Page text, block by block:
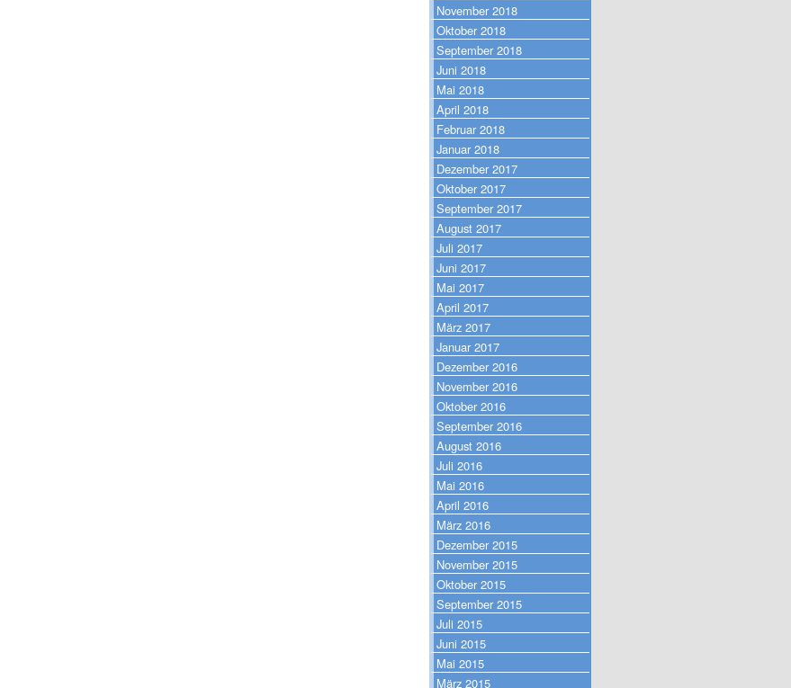
November 2018
Oktober 2018
September 2018
Juni 2018
Mai 2018
April 2018
Februar 2018
Januar 2018
Dezember 2017
Oktober 2017
September 2017
August 2017
Juli 2017
Juni 2017
Mai 2017
April 2017
März 2017
Januar 2017
Dezember 2016
November 2016
Oktober 2016
September 2016
August 2016
Juli 2016
Mai 2016
April 2016
März 2016
Dezember 2015
November 2015
Oktober 2015
September 2015
Juli 2015
Juni 2015
Mai 2015
März 2015